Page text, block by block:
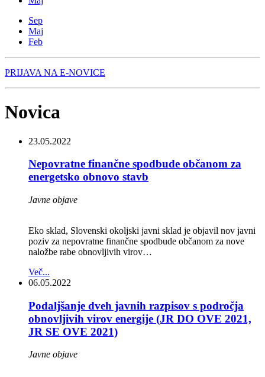
Sep
Maj
Feb
PRIJAVA NA E-NOVICE
Novica
23.05.2022
Nepovratne finančne spodbude občanom za
energetsko obnovo stavb
Javne objave
Eko sklad, Slovenski okoljski javni sklad je objavil nov javni
poziv za nepovratne finančne spodbude občanom za nove
naložbe rabe obnovljivih virov…
Več...
06.05.2022
Podaljšanje dveh javnih razpisov s področja
obnovljivih virov energije (JR DO OVE 2021,
JR SE OVE 2021)
Javne objave